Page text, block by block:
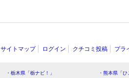
サイトマップ ログイン クチコミ投稿 プラ
・栃木県「栃ナビ！」 ・熊本県「